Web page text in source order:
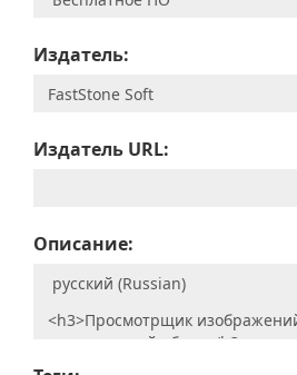
Издатель:
Издатель URL:
Описание: